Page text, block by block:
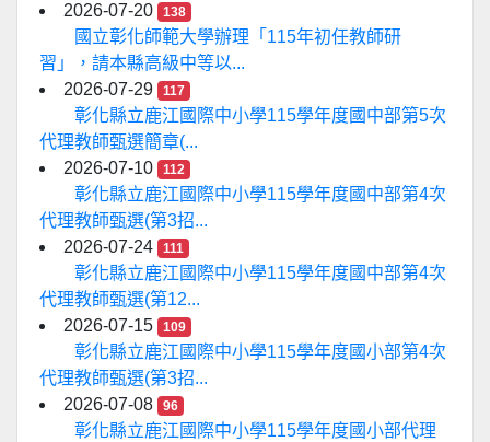
2026-07-20
138
國立彰化師範大學辦理「115年初任教師研
習」，請本縣高級中等以...
2026-07-29
117
彰化縣立鹿江國際中小學115學年度國中部第5次
代理教師甄選簡章(...
2026-07-10
112
彰化縣立鹿江國際中小學115學年度國中部第4次
代理教師甄選(第3招...
2026-07-24
111
彰化縣立鹿江國際中小學115學年度國中部第4次
代理教師甄選(第12...
2026-07-15
109
彰化縣立鹿江國際中小學115學年度國小部第4次
代理教師甄選(第3招...
2026-07-08
96
彰化縣立鹿江國際中小學115學年度國小部代理